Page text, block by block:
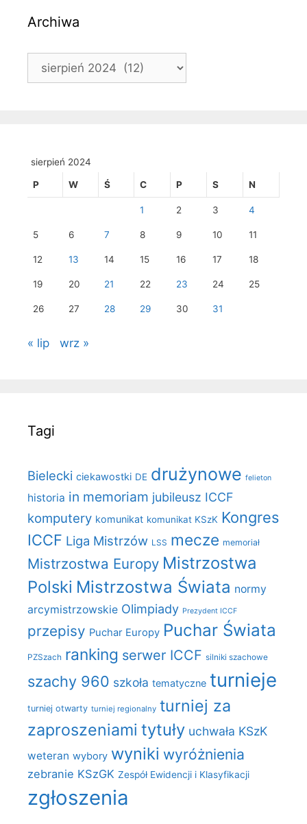
Archiwa
Archiwa
sierpień 2024
P W Ś C P S N
1 2 3 4
5 6 7 8 9 10 11
12 13 14 15 16 17 18
19 20 21 22 23 24 25
26 27 28 29 30 31
« lip wrz »
Tagi
Bielecki ciekawostki DE drużynowe felieton
historia in memoriam jubileusz ICCF
komputery komunikat komunikat KSzK Kongres
ICCF Liga Mistrzów LSS mecze memoriał
Mistrzostwa Europy Mistrzostwa
Polski Mistrzostwa Świata normy
arcymistrzowskie Olimpiady Prezydent ICCF
przepisy Puchar Europy Puchar Świata
PZSzach ranking serwer ICCF silniki szachowe
szachy 960 szkoła tematyczne turnieje
turniej otwarty turniej regionalny turniej za
zaproszeniami tytuły uchwała KSzK
weteran wybory wyniki wyróżnienia
zebranie KSzGK Zespół Ewidencji i Klasyfikacji
zgłoszenia